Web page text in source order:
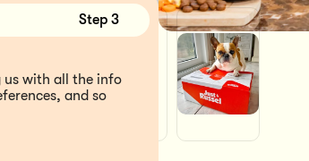
Step 3
us with all the info
and so